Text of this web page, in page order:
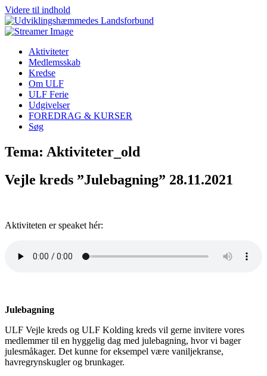
Videre til indhold
Aktiviteter
Medlemsskab
Kredse
Om ULF
ULF Ferie
Udgivelser
FOREDRAG & KURSER
Søg
Tema: Aktiviteter_old
Vejle kreds ”Julebagning” 28.11.2021
Aktiviteten er speaket hér:
Julebagning
ULF Vejle kreds og ULF Kolding kreds vil gerne invitere vores
medlemmer til en hyggelig dag med julebagning, hvor vi bager
julesmåkager. Det kunne for eksempel være vaniljekranse,
havregrynskugler og brunkager.